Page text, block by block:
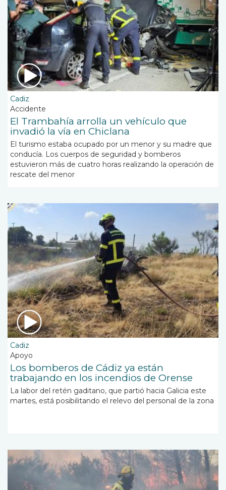
Cadiz
Accidente
El Trambahía arrolla un vehículo que
invadió la vía en Chiclana
El turismo estaba ocupado por un menor y su madre que
conducía. Los cuerpos de seguridad y bomberos
estuvieron más de cuatro horas realizando la operación de
rescate del menor
Cadiz
Apoyo
Los bomberos de Cádiz ya están
trabajando en los incendios de Orense
La labor del retén gaditano, que partió hacia Galicia este
martes, está posibilitando el relevo del personal de la zona